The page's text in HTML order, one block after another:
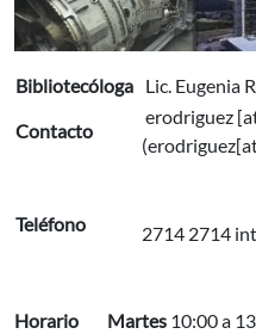
Bibliotecóloga Lic. Eugenia
Contacto
erodriguez
Teléfono 2714 2714
Horario Martes 10:00 a